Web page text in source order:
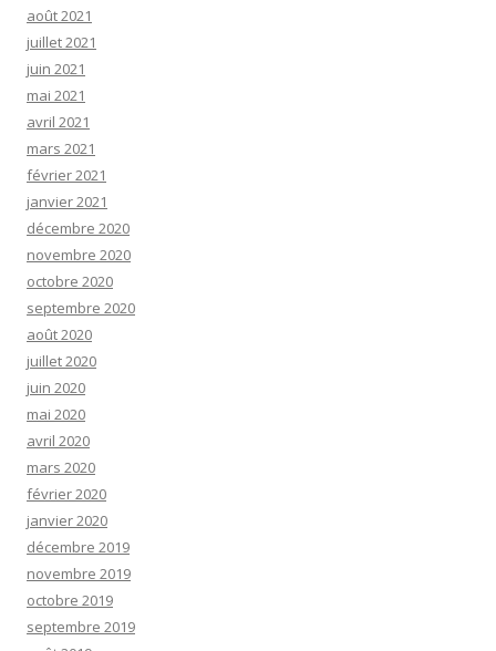
août 2021
juillet 2021
juin 2021
mai 2021
avril 2021
mars 2021
février 2021
janvier 2021
décembre 2020
novembre 2020
octobre 2020
septembre 2020
août 2020
juillet 2020
juin 2020
mai 2020
avril 2020
mars 2020
février 2020
janvier 2020
décembre 2019
novembre 2019
octobre 2019
septembre 2019